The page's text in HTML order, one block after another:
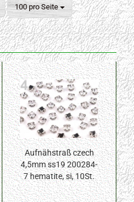
100 pro Seite
pro Seite
Aufnähstraß czech
4,5mm ss19 200284-
7 hematite, si, 10St.